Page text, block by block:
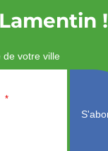
!
de votre ville
*